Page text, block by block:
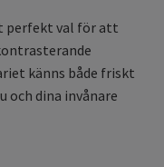
perfekt val för att
känns både friskt
och dina invånare